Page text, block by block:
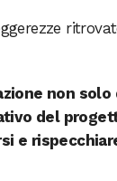
non
del
e